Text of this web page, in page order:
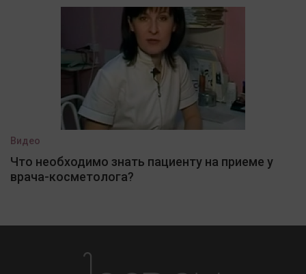
Видео
Что необходимо знать пациенту на приеме у
врача-косметолога?